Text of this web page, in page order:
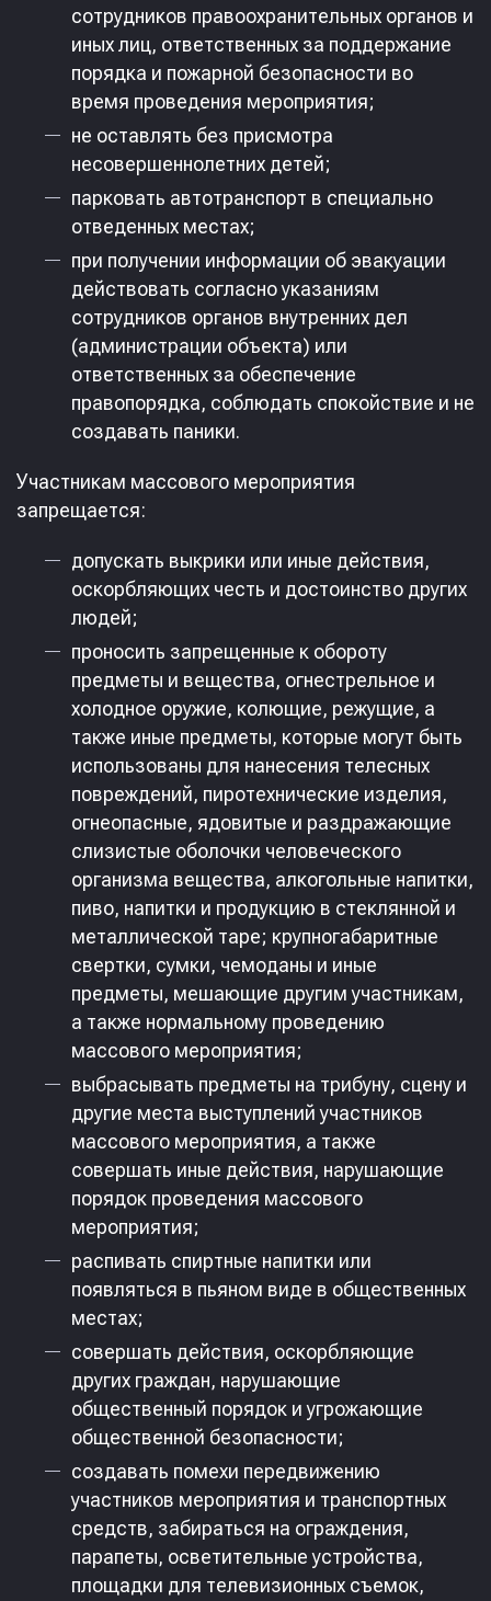
сотрудников правоохранительных органов и
иных лиц, ответственных за поддержание
порядка и пожарной безопасности во
время проведения мероприятия;
не оставлять без присмотра
несовершеннолетних детей;
парковать автотранспорт в специально
отведенных местах;
при получении информации об эвакуации
действовать согласно указаниям
сотрудников органов внутренних дел
(администрации объекта) или
ответственных за обеспечение
правопорядка, соблюдать спокойствие и не
создавать паники.
Участникам массового мероприятия
запрещается:
допускать выкрики или иные действия,
оскорбляющих честь и достоинство других
людей;
проносить запрещенные к обороту
предметы и вещества, огнестрельное и
холодное оружие, колющие, режущие, а
также иные предметы, которые могут быть
использованы для нанесения телесных
повреждений, пиротехнические изделия,
огнеопасные, ядовитые и раздражающие
слизистые оболочки человеческого
организма вещества, алкогольные напитки,
пиво, напитки и продукцию в стеклянной и
металлической таре; крупногабаритные
свертки, сумки, чемоданы и иные
предметы, мешающие другим участникам,
а также нормальному проведению
массового мероприятия;
выбрасывать предметы на трибуну, сцену и
другие места выступлений участников
массового мероприятия, а также
совершать иные действия, нарушающие
порядок проведения массового
мероприятия;
распивать спиртные напитки или
появляться в пьяном виде в общественных
местах;
совершать действия, оскорбляющие
других граждан, нарушающие
общественный порядок и угрожающие
общественной безопасности;
создавать помехи передвижению
участников мероприятия и транспортных
средств, забираться на ограждения,
парапеты, осветительные устройства,
площадки для телевизионных съемок,